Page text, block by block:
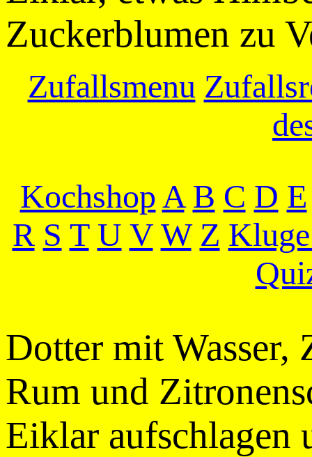
Zuckerblumen zu
Zufallsmenu
KochshopA B C D E
R S T U V W Z
Dotter mit Wasser,
Rum und
Eiklar aufschlagen